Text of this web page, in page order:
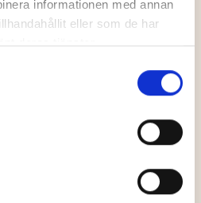
informationen med annan
eller som de har
deras tjänster.
och utställningar. Det
att man skall vara en grupp
oss information minst 14